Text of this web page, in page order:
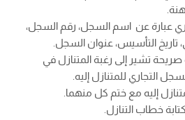
عبارة عن اسم السجل، رقم السجل،
تاريخ التأسيس، عنوان السجل.
صريحة تشير إلى رغبة المتنازل في
التجاري للمتنازل إليه.
إليه مع ختم كل منهما.
كتابة خطاب التنازل.